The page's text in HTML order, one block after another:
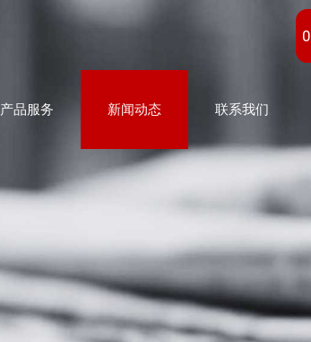
产品服务 新闻动态 联系我们